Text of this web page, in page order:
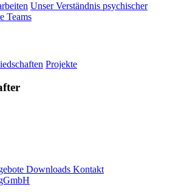
Unser Verständnis psychischer
Teams
Projekte
Downloads Kontakt